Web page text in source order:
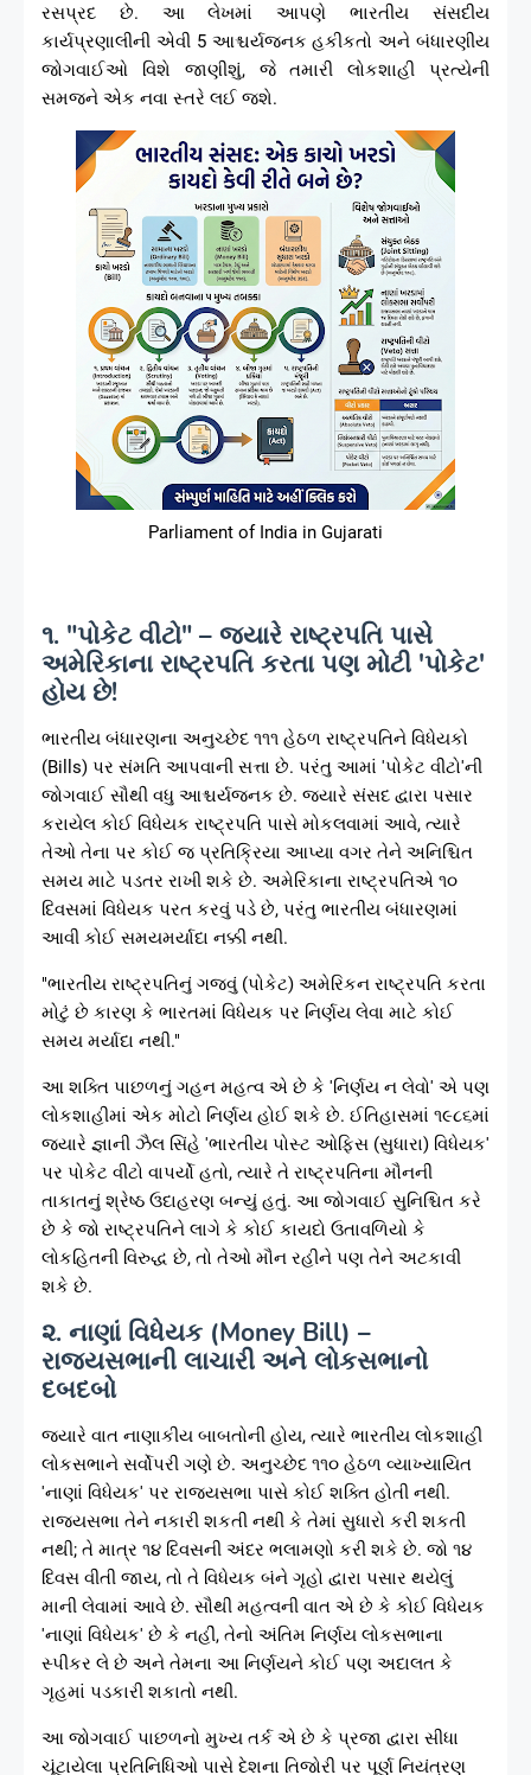
રસપ્રદ છે. આ લેખમાં આપણે ભારતીય સંસદીય
કાર્યપ્રણાલીની એવી 5 આશ્ચર્યજનક હકીકતો અને બંધારણીય
જોગવાઈઓ વિશે જાણીશું, જે તમારી લોકશાહી પ્રત્યેની
સમજને એક નવા સ્તરે લઈ જશે.
Parliament of India in Gujarati
૧. "પોકેટ વીટો" – જ્યારે રાષ્ટ્રપતિ પાસે
અમેરિકાના રાષ્ટ્રપતિ કરતા પણ મોટી 'પોકેટ'
હોય છે!
ભારતીય બંધારણના અનુચ્છેદ ૧૧૧ હેઠળ રાષ્ટ્રપતિને વિધેયકો
(Bills) પર સંમતિ આપવાની સત્તા છે. પરંતુ આમાં 'પોકેટ વીટો'ની
જોગવાઈ સૌથી વધુ આશ્ચર્યજનક છે. જ્યારે સંસદ દ્વારા પસાર
કરાયેલ કોઈ વિધેયક રાષ્ટ્રપતિ પાસે મોકલવામાં આવે, ત્યારે
તેઓ તેના પર કોઈ જ પ્રતિક્રિયા આપ્યા વગર તેને અનિશ્ચિત
સમય માટે પડતર રાખી શકે છે. અમેરિકાના રાષ્ટ્રપતિએ ૧૦
દિવસમાં વિધેયક પરત કરવું પડે છે, પરંતુ ભારતીય બંધારણમાં
આવી કોઈ સમયમર્યાદા નક્કી નથી.
"ભારતીય રાષ્ટ્રપતિનું ગજવું (પોકેટ) અમેરિકન રાષ્ટ્રપતિ કરતા
મોટું છે કારણ કે ભારતમાં વિધેયક પર નિર્ણય લેવા માટે કોઈ
સમય મર્યાદા નથી."
આ શક્તિ પાછળનું ગહન મહત્વ એ છે કે 'નિર્ણય ન લેવો' એ પણ
લોકશાહીમાં એક મોટો નિર્ણય હોઈ શકે છે. ઈતિહાસમાં ૧૯૮૬માં
જ્યારે જ્ઞાની ઝૈલ સિંહે 'ભારતીય પોસ્ટ ઓફિસ (સુધારા) વિધેયક'
પર પોકેટ વીટો વાપર્યો હતો, ત્યારે તે રાષ્ટ્રપતિના મૌનની
તાકાતનું શ્રેષ્ઠ ઉદાહરણ બન્યું હતું. આ જોગવાઈ સુનિશ્ચિત કરે
છે કે જો રાષ્ટ્રપતિને લાગે કે કોઈ કાયદો ઉતાવળિયો કે
લોકહિતની વિરુદ્ધ છે, તો તેઓ મૌન રહીને પણ તેને અટકાવી
શકે છે.
૨. નાણાં વિધેયક (Money Bill) –
રાજ્યસભાની લાચારી અને લોકસભાનો
દબદબો
જ્યારે વાત નાણાકીય બાબતોની હોય, ત્યારે ભારતીય લોકશાહી
લોકસભાને સર્વોપરી ગણે છે. અનુચ્છેદ ૧૧૦ હેઠળ વ્યાખ્યાયિત
'નાણાં વિધેયક' પર રાજ્યસભા પાસે કોઈ શક્તિ હોતી નથી.
રાજ્યસભા તેને નકારી શકતી નથી કે તેમાં સુધારો કરી શકતી
નથી; તે માત્ર ૧૪ દિવસની અંદર ભલામણો કરી શકે છે. જો ૧૪
દિવસ વીતી જાય, તો તે વિધેયક બંને ગૃહો દ્વારા પસાર થયેલું
માની લેવામાં આવે છે. સૌથી મહત્વની વાત એ છે કે કોઈ વિધેયક
'નાણાં વિધેયક' છે કે નહીં, તેનો અંતિમ નિર્ણય લોકસભાના
સ્પીકર લે છે અને તેમના આ નિર્ણયને કોઈ પણ અદાલત કે
ગૃહમાં પડકારી શકાતો નથી.
આ જોગવાઈ પાછળનો મુખ્ય તર્ક એ છે કે પ્રજા દ્વારા સીધા
ચૂંટાયેલા પ્રતિનિધિઓ પાસે દેશના તિજોરી પર પૂર્ણ નિયંત્રણ